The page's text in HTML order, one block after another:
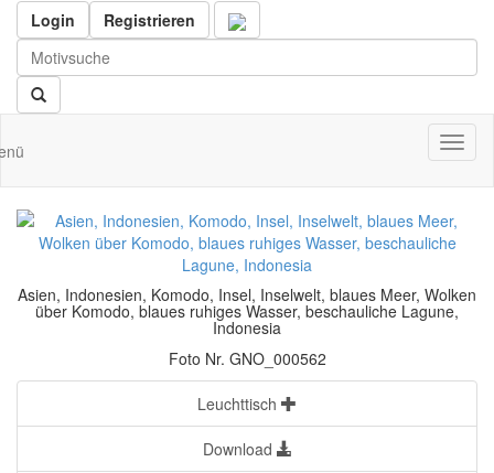
Login Registrieren
Asien, Indonesien, Komodo, Insel, Inselwelt, blaues Meer, Wolken
über Komodo, blaues ruhiges Wasser, beschauliche Lagune,
Indonesia
Foto Nr. GNO_000562
Leuchttisch
Download